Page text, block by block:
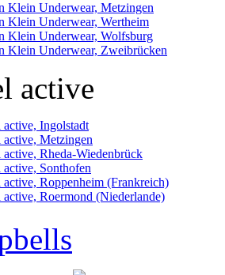
Klein Underwear, Metzingen
Klein Underwear, Wertheim
Klein Underwear, Wolfsburg
Klein Underwear, Zweibrücken
active
active, Ingolstadt
active, Metzingen
active, Rheda-Wiedenbrück
active, Sonthofen
active, Roppenheim (Frankreich)
active, Roermond (Niederlande)